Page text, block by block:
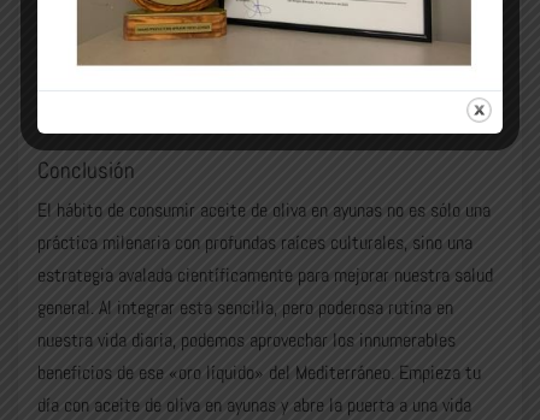
oliva no sólo benefician a la salud interna, sino que también
promueven una piel más hidratada y un cabello más fuerte y
mejorar significativamente el aspecto de la piel y el cabello.
Conclusión
El hábito de consumir aceite de oliva en ayunas no es sólo una
práctica milenaria con profundas raíces culturales, sino una
estrategia avalada científicamente para mejorar nuestra salud
general. Al integrar esta sencilla, pero poderosa rutina en
nuestra vida diaria, podemos aprovechar los innumerables
beneficios de ese «oro líquido» del Mediterráneo. Empieza tu
día con aceite de oliva en ayunas y abre la puerta a una vida